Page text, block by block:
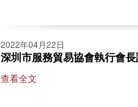
2022年04月22日
深圳市服務貿易協會執行會
查看全文